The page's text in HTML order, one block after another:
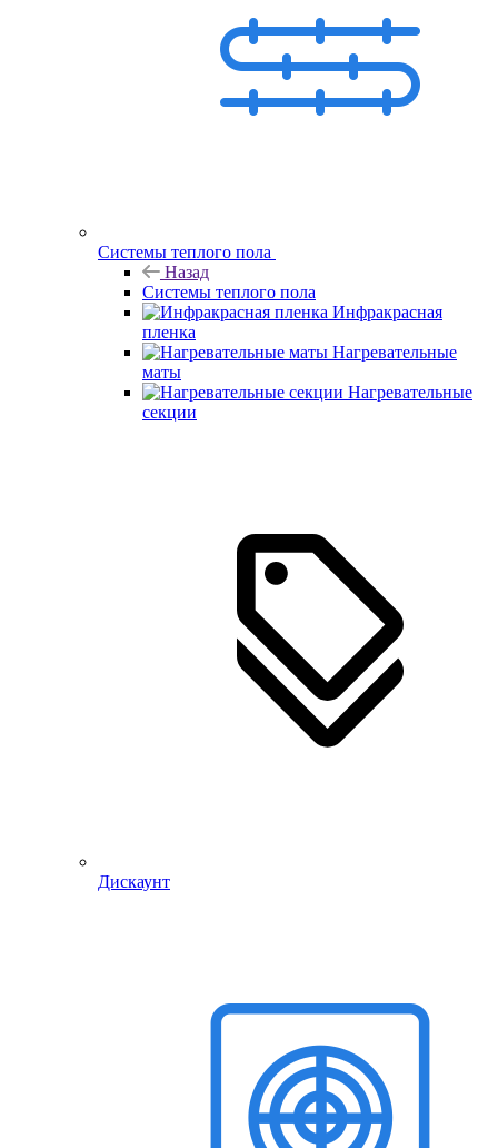
Системы теплого пола
Назад
Системы теплого пола
Инфракрасная
пленка
Нагревательные
маты
Нагревательные
секции
Дискаунт